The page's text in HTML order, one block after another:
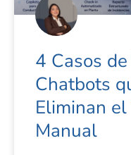
4 Casos
Chatbots
Eliminan
Manual